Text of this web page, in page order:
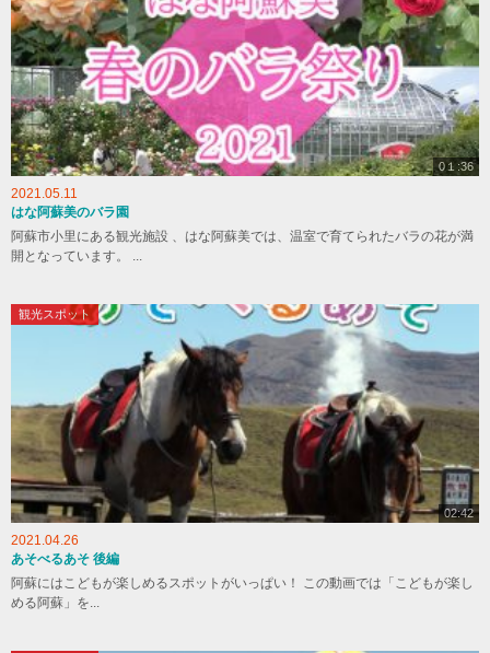
0１:36
2021.05.11
はな阿蘇美のバラ園
阿蘇市小里にある観光施設 、はな阿蘇美では、温室で育てられたバラの花が満
開となっています。 ...
観光スポット
02:42
2021.04.26
あそべるあそ 後編
阿蘇にはこどもが楽しめるスポットがいっぱい！ この動画では「こどもが楽し
める阿蘇」を...